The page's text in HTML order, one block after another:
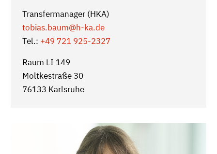
Transfermanager (HKA)
tobias.baum@h-ka.de
Tel.: +49 721 925-2327
Raum LI 149
Moltkestraße 30
76133 Karlsruhe